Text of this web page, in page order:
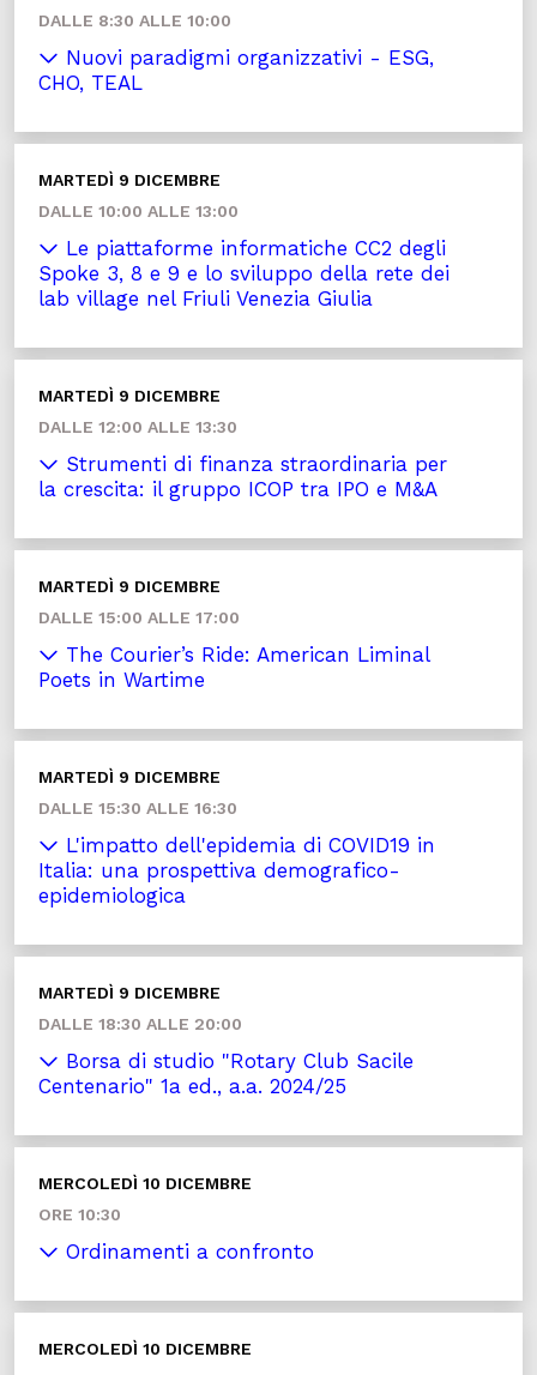
DALLE 8:30 ALLE 10:00
Nuovi paradigmi organizzativi - ESG,
CHO, TEAL
MARTEDÌ 9 DICEMBRE
DALLE 10:00 ALLE 13:00
Le piattaforme informatiche CC2 degli
Spoke 3, 8 e 9 e lo sviluppo della rete dei
lab village nel Friuli Venezia Giulia
MARTEDÌ 9 DICEMBRE
DALLE 12:00 ALLE 13:30
Strumenti di finanza straordinaria per
la crescita: il gruppo ICOP tra IPO e M&A
MARTEDÌ 9 DICEMBRE
DALLE 15:00 ALLE 17:00
The Courier’s Ride: American Liminal
Poets in Wartime
MARTEDÌ 9 DICEMBRE
DALLE 15:30 ALLE 16:30
L'impatto dell'epidemia di COVID19 in
Italia: una prospettiva demografico-
epidemiologica
MARTEDÌ 9 DICEMBRE
DALLE 18:30 ALLE 20:00
Borsa di studio "Rotary Club Sacile
Centenario" 1a ed., a.a. 2024/25
MERCOLEDÌ 10 DICEMBRE
ORE 10:30
Ordinamenti a confronto
MERCOLEDÌ 10 DICEMBRE